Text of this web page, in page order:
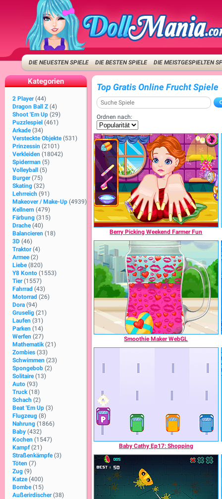
DIE NEUESTEN SPIELE DIE BESTEN SPIELE DIE MEISTGESPIELTEN
Kategorien
2 Player (44)
Dragon Ball Z (4)
Shoot 'Em Up (29)
Puzzlespiel (461)
Arkade (34)
Versteckte Objekte (531)
Prinzessin (2101)
Verkleiden (18042)
Spiderman (5)
Volleyball
(5)
Burger (75)
Skating (32)
Lehrreich (91)
Makeover / Make-Up (4939)
Kellnern (479)
Färbung (315)
Drache (40)
Balancieren (18)
3D (46)
Traktor (4)
Armee (2)
Liebe (820)
Y8 Konto (1553)
Tier (1557)
Fahrrad (43)
Motorrad (26)
Dora (94)
Gruselig (21)
Laufen (31)
Parken (14)
Werfen (27)
Mathematik (21)
Zombies (33)
Schwimmen (23)
Spongebob (2)
Solitaire (13)
Auto (93)
Truck (18)
Schach (2)
Beat 'Em Up (3)
Flugzeug (8)
Nahrung (1866)
Baby (432)
Kochen (1547)
Kampf (21)
Straßenkämpfe (3)
Töten (7)
Zug (9)
Katze (400)
Bombe (15)
Außerirdischer (38)
Top Gratis Online Frucht Spiele
Ordnen nach:
Berry Picking Weekend Farmer Fun
Smoothie Maker WebGL
Baby Cathy Ep17: Shopping